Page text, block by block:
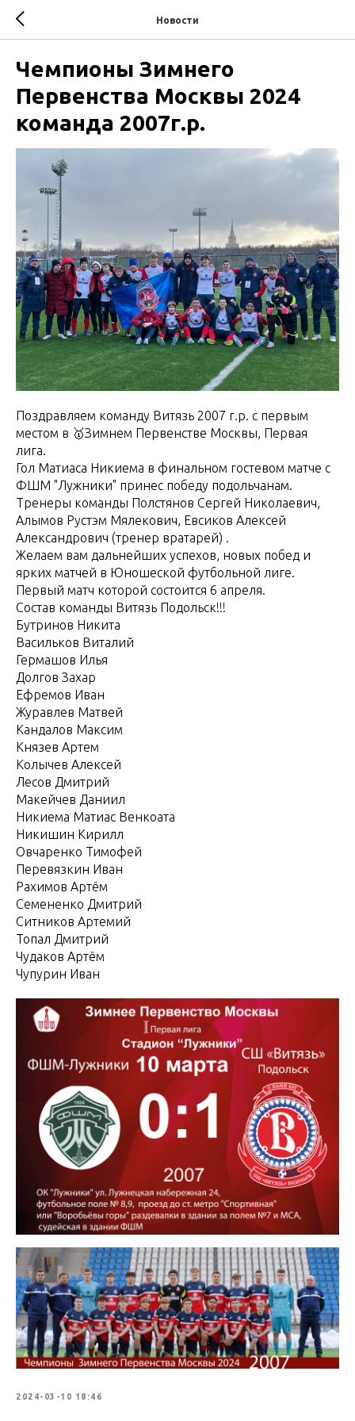
Новости
Чемпионы Зимнего
Первенства Москвы 2024
команда 2007г.р.
Поздравляем команду Витязь 2007 г.р. с первым
местом в 🥇Зимнем Первенстве Москвы, Первая
лига.
Гол Матиаса Никиема в финальном гостевом матче с
ФШМ "Лужники" принес победу подольчанам.
Тренеры команды Полстянов Сергей Николаевич,
Алымов Рустэм Мялекович, Евсиков Алексей
Александрович (тренер вратарей) .
Желаем вам дальнейших успехов, новых побед и
ярких матчей в Юношеской футбольной лиге.
Первый матч которой состоится 6 апреля.
Состав команды Витязь Подольск!!!
Бутринов Никита
Васильков Виталий
Гермашов Илья
Долгов Захар
Ефремов Иван
Журавлев Матвей
Кандалов Максим
Князев Артем
Колычев Алексей
Лесов Дмитрий
Макейчев Даниил
Никиема Матиас Венкоата
Никишин Кирилл
Овчаренко Тимофей
Перевязкин Иван
Рахимов Артём
Семененко Дмитрий
Ситников Артемий
Топал Дмитрий
Чудаков Артём
Чупурин Иван
2024-03-10 18:46